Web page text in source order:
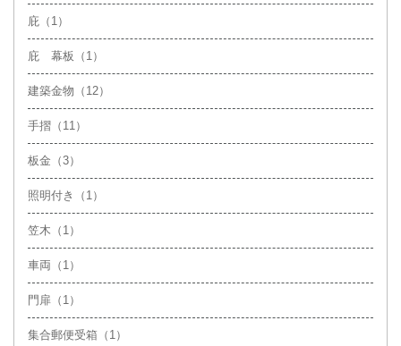
庇（1）
庇 幕板（1）
建築金物（12）
手摺（11）
板金（3）
照明付き（1）
笠木（1）
車両（1）
門扉（1）
集合郵便受箱（1）